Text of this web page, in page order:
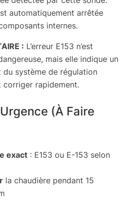
automatiquement arrêtée
internes.
: L’erreur E153 n’est
mais elle indique un
système de régulation
corriger rapidement.
(À Faire
exact : E153 ou E-153 selon
la chaudière pendant 15